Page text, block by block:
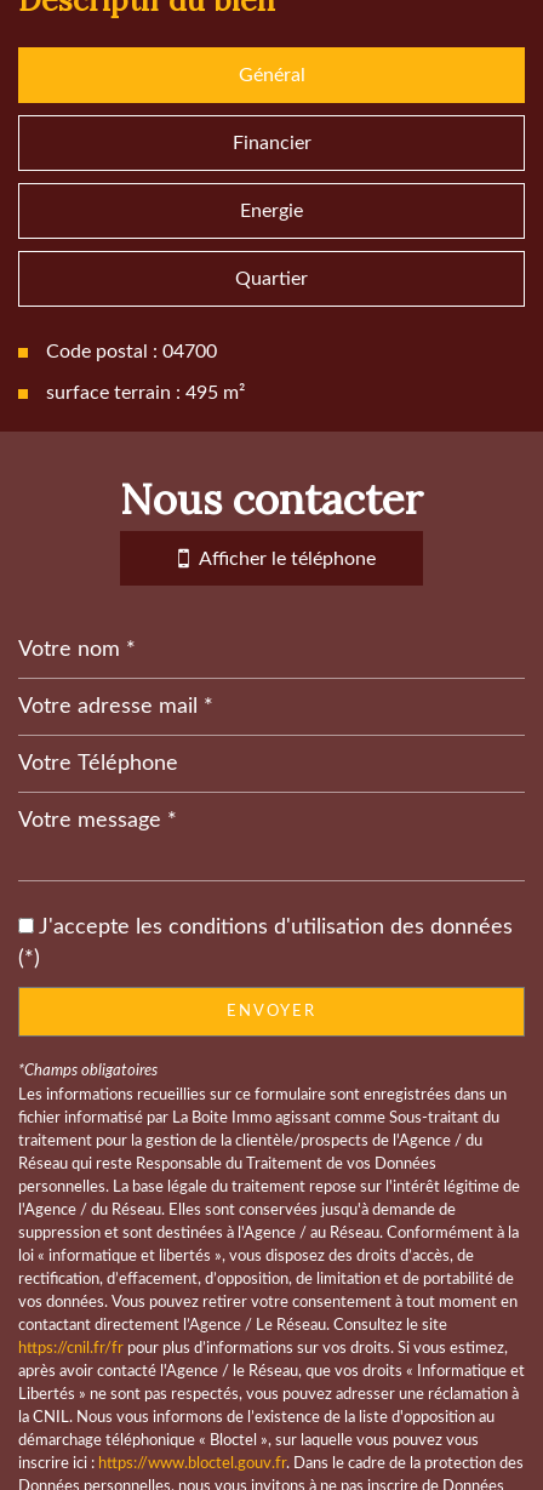
Général
Financier
Energie
Quartier
Code postal : 04700
surface terrain : 495 m²
la ville de la brillanne (04700)
Gare ferroviaire
Mairie
statistiques
Nombre d'habitants
Propriétaires (vs. locataires) 58,33 %
Taxe habitation 7,28 %
Taxe foncière 25,25 %
Habitants de moins de 25 ans 35,35 %
Habitants de 25 à 55 ans 39,63 %
Habitants de plus de 55 ans 25,02 %
Nombre d'enfants par famille
Familles sans enfant 38,98 %
Familles avec 1 ou 2 enfants 48,47 %
Maisons 84,91 %
nous contacter
Afficher le téléphone
J'accepte les conditions d'utilisation des données
(*)
ENVOYER
*Champs obligatoires
Les informations recueillies sur ce formulaire sont enregistrées dans un
fichier informatisé par La Boite Immo agissant comme Sous-traitant du
traitement pour la gestion de la clientèle/prospects de l'Agence / du
Réseau qui reste Responsable du Traitement de vos Données
personnelles. La base légale du traitement repose sur l'intérêt légitime de
l'Agence / du Réseau. Elles sont conservées jusqu'à demande de
suppression et sont destinées à l'Agence / au Réseau. Conformément à la
loi « informatique et libertés », vous disposez des droits d’accès, de
rectification, d’effacement, d’opposition, de limitation et de portabilité de
vos données. Vous pouvez retirer votre consentement à tout moment en
contactant directement l’Agence / Le Réseau. Consultez le site
https://cnil.fr/fr pour plus d’informations sur vos droits. Si vous estimez,
après avoir contacté l'Agence / le Réseau, que vos droits « Informatique et
Libertés » ne sont pas respectés, vous pouvez adresser une réclamation à
la CNIL. Nous vous informons de l’existence de la liste d'opposition au
démarchage téléphonique « Bloctel », sur laquelle vous pouvez vous
inscrire ici : https://www.bloctel.gouv.fr. Dans le cadre de la protection des